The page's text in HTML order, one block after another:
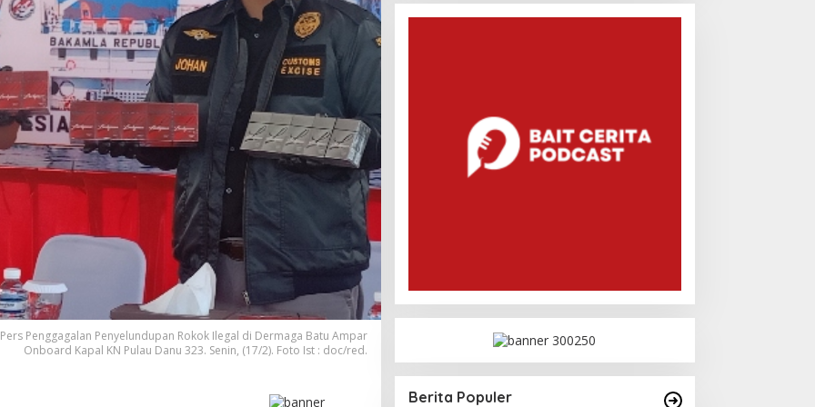
Penggagalan Penyelundupan Rokok Ilegal di Dermaga Batu Ampar
Onboard Kapal KN Pulau Danu 323. Senin, (17/2). Foto Ist : doc/red.
Berita Populer